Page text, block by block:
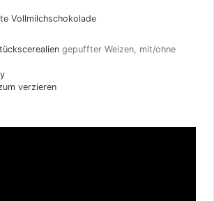
Vollmilchschokolade
gepuffter Weizen, mit/ohne
verzieren